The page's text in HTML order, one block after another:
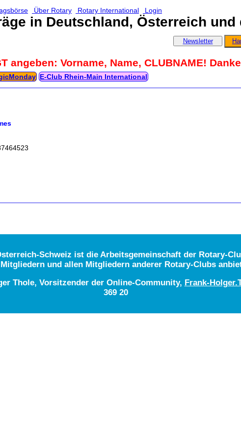
Über Rotary Rotary International Login
in Deutschland, Österreich und
Newsletter
angeben: Vorname, Name, CLUBNAME!
E‑Club Rhein‑Main International
Schweiz ist die Arbeitsgemeinschaft der Rotary-
und allen Mitgliedern anderer Rotary-Clubs
Thole, Vorsitzender der Online-Community, Frank-
369 20